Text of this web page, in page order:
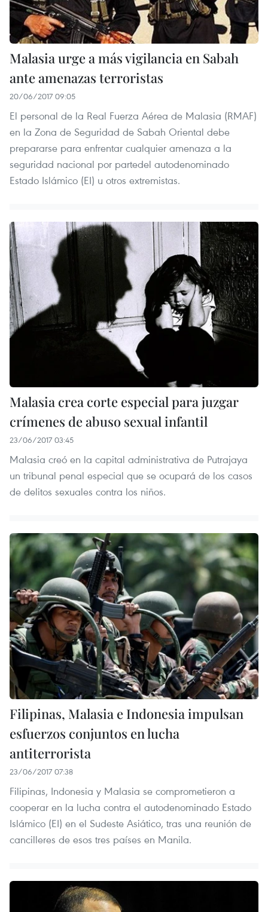
Malasia urge a más vigilancia en Sabah
ante amenazas terroristas
20/06/2017 09:05
El personal de la Real Fuerza Aérea de Malasia (RMAF)
en la Zona de Seguridad de Sabah Oriental debe
prepararse para enfrentar cualquier amenaza a la
seguridad nacional por partedel autodenominado
Estado Islámico (EI) u otros extremistas.
Malasia crea corte especial para juzgar
crímenes de abuso sexual infantil
23/06/2017 03:45
Malasia creó en la capital administrativa de Putrajaya
un tribunal penal especial que se ocupará de los casos
de delitos sexuales contra los niños.
Filipinas, Malasia e Indonesia impulsan
esfuerzos conjuntos en lucha
antiterrorista
23/06/2017 07:38
Filipinas, Indonesia y Malasia se comprometieron a
cooperar en la lucha contra el autodenominado Estado
Islámico (EI) en el Sudeste Asiático, tras una reunión de
cancilleres de esos tres países en Manila.